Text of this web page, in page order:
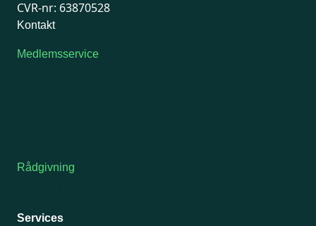
CVR-nr: 63870528
Kontakt
Medlemsservice
Rådgivning
Services